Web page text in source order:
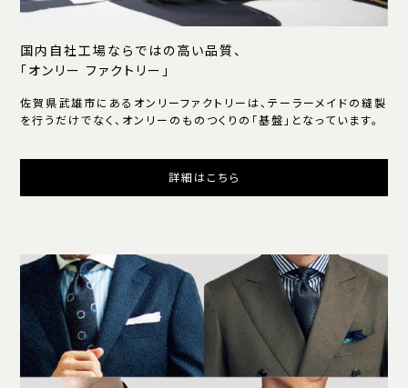
国内自社工場ならではの高い品質、
「オンリー ファクトリー」
佐賀県武雄市にあるオンリーファクトリーは、テーラーメイドの縫製
を行うだけでなく、オンリーのものつくりの「基盤」となっています。
詳細はこちら